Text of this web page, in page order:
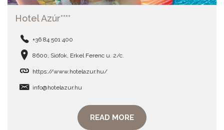
Hotel Azúr****
+36 84 501 400
8600, Siófok, Erkel Ferenc u. 2/c.
https://www.hotelazur.hu/
info@hotelazur.hu
READ MORE